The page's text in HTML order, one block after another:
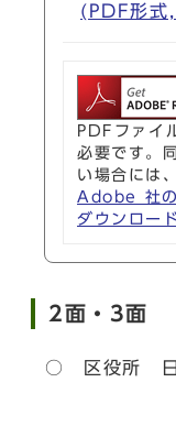
(PDF形
PDFファ
必要です。
い場合には、
Adobe 社
ダウンロー
2面・3面
○ 区役所 日